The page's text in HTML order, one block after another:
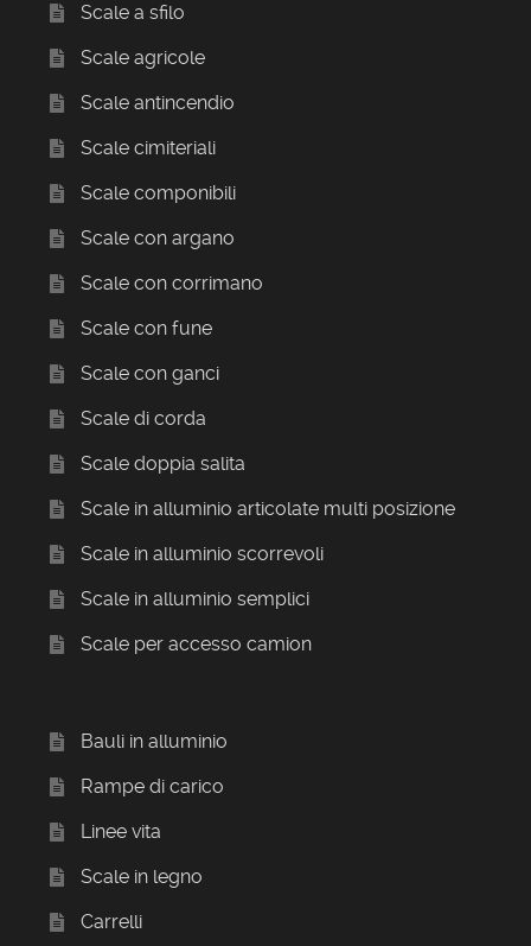
Scale a sfilo
Scale agricole
Scale antincendio
Scale cimiteriali
Scale componibili
Scale con argano
Scale con corrimano
Scale con fune
Scale con ganci
Scale di corda
Scale doppia salita
Scale in alluminio articolate multi posizione
Scale in alluminio scorrevoli
Scale in alluminio semplici
Scale per accesso camion
Bauli in alluminio
Rampe di carico
Linee vita
Scale in legno
Carrelli